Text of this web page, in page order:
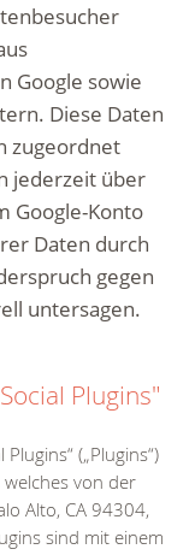
Google sowie
Diese Daten
zugeordnet
jederzeit über
Google-Konto
Daten durch
gegen
untersagen.
Plugins"
(„Plugins“)
von der
Alto, CA 94304,
sind mit einem